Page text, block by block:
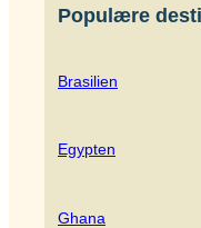
Populære
Brasilien
Egypten
Ghana